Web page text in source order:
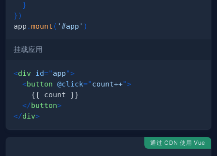
}
})
app .mount ( '#app' )
挂载应用
<div id="app">
<button @click="count++">
</button>
</div>
通过 CDN 使用 Vue